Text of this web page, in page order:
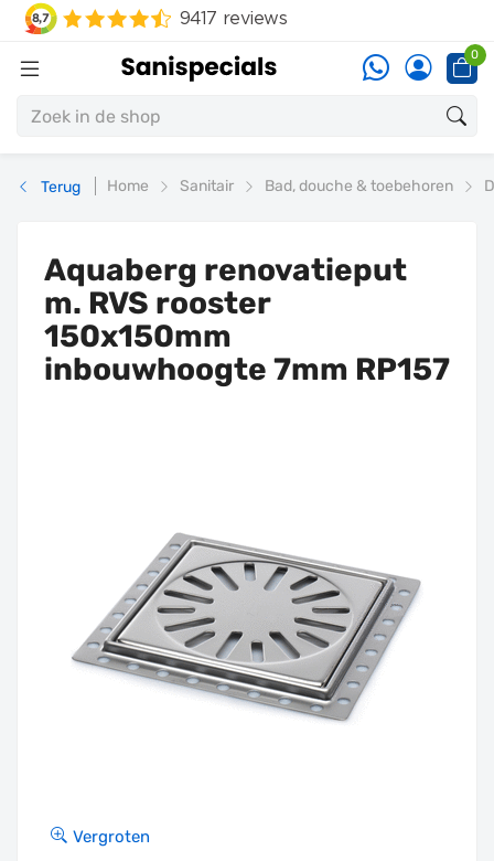
0
Terug Home Sanitair Bad, douche & toebehoren
Aquaberg renovatieput
m. RVS rooster
150x150mm
inbouwhoogte 7mm RP157
Vergroten